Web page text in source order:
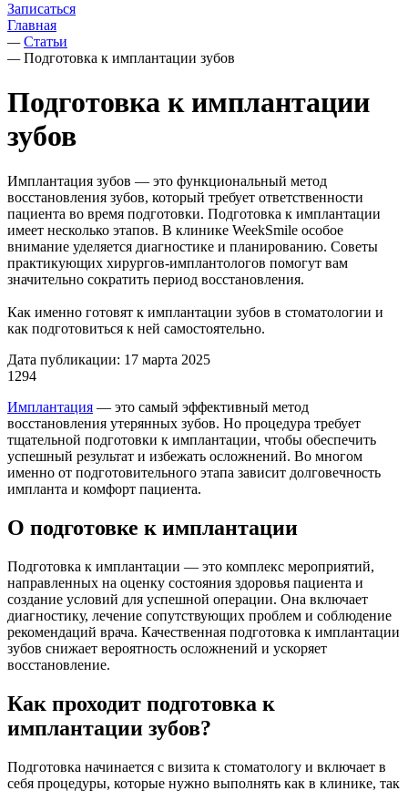
Записаться
Главная
— Статьи
— Подготовка к имплантации зубов
Подготовка к имплантации
зубов
Имплантация зубов — это функциональный метод
восстановления зубов, который требует ответственности
пациента во время подготовки. Подготовка к имплантации
имеет несколько этапов. В клинике WeekSmile особое
внимание уделяется диагностике и планированию. Советы
практикующих хирургов-имплантологов помогут вам
значительно сократить период восстановления.
Как именно готовят к имплантации зубов в стоматологии и
как подготовиться к ней самостоятельно.
Дата публикации: 17 марта 2025
1294
Имплантация — это самый эффективный метод
восстановления утерянных зубов. Но процедура требует
тщательной подготовки к имплантации, чтобы обеспечить
успешный результат и избежать осложнений. Во многом
именно от подготовительного этапа зависит долговечность
импланта и комфорт пациента.
О подготовке к имплантации
Подготовка к имплантации — это комплекс мероприятий,
направленных на оценку состояния здоровья пациента и
создание условий для успешной операции. Она включает
диагностику, лечение сопутствующих проблем и соблюдение
рекомендаций врача. Качественная подготовка к имплантации
зубов снижает вероятность осложнений и ускоряет
восстановление.
Как проходит подготовка к
имплантации зубов?
Подготовка начинается с визита к стоматологу и включает в
себя процедуры, которые нужно выполнять как в клинике, так